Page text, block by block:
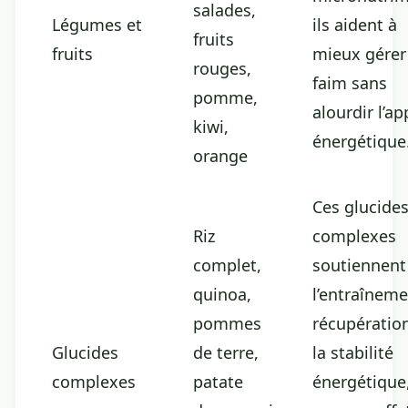
Légumes et
fruits
salades,
fruits
rouges,
pomme,
kiwi,
orange
ils aident à
mieux
faim sans
alourdir
Glucides
complexes
Riz
complet,
quinoa,
pommes
de terre,
patate
Ces glucides
complexes
soutiennent
la stabilité